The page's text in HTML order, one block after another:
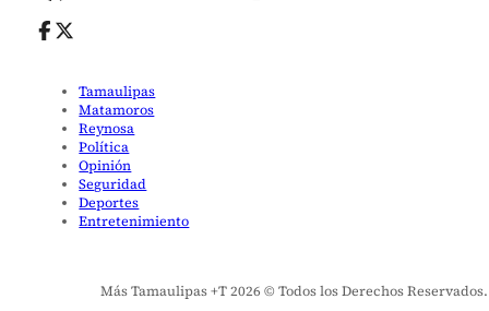
Tamaulipas
Matamoros
Reynosa
Política
Opinión
Seguridad
Deportes
Entretenimiento
Más Tamaulipas +T 2026 © Todos los Derechos